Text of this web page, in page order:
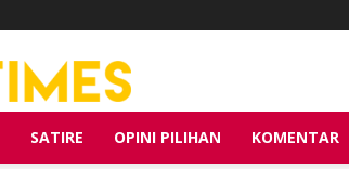
SATIRE OPINI PILIHAN KOMENTAR